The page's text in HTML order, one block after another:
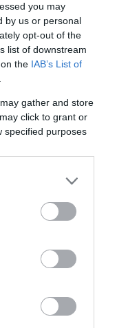
you may
by us or personal
opt-out of the
list of downstream
the IAB’s List of
gather and store
click to grant or
specified purposes
NECROLOGIE